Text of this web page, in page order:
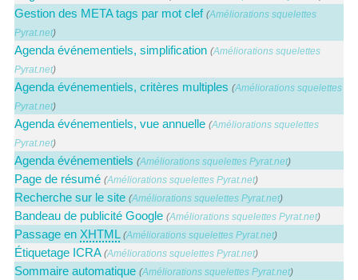
Gestion des META tags par mot clef (Améliorations squelettes
Pyrat.net)
Agenda événementiels, simplification (Améliorations squelettes
Pyrat.net)
Agenda événementiels, critères multiples (Améliorations squelettes
Pyrat.net)
Agenda événementiels, vue annuelle (Améliorations squelettes
Pyrat.net)
Agenda événementiels (Améliorations squelettes Pyrat.net)
Page de résumé (Améliorations squelettes Pyrat.net)
Recherche sur le site (Améliorations squelettes Pyrat.net)
Bandeau de publicité Google (Améliorations squelettes Pyrat.net)
Passage en XHTML (Améliorations squelettes Pyrat.net)
Étiquetage ICRA (Améliorations squelettes Pyrat.net)
Sommaire automatique (Améliorations squelettes Pyrat.net)